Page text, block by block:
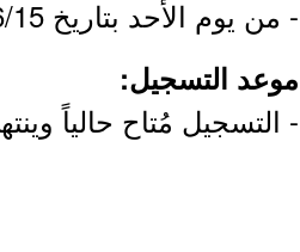
- من يوم الأحد بتاريخ 1444/06/15هـ الموافق 2023/01/08م.
موعد التسجيل:
- التسجيل مُتاح حالياً وينتهي التقديم